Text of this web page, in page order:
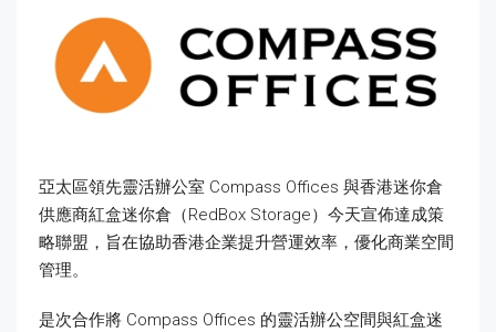
亞太區領先靈活辦公室 Compass Offices 與香港迷你倉
供應商紅盒迷你倉（RedBox Storage）今天宣佈達成策
略聯盟，旨在協助香港企業提升營運效率，優化商業空間
管理。
是次合作將 Compass Offices 的靈活辦公空間與紅盒迷